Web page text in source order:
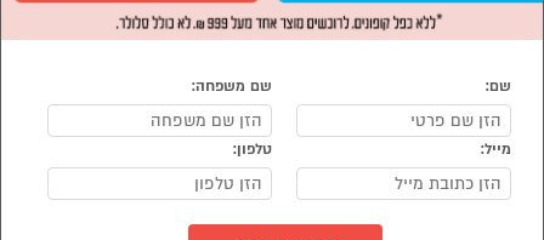
שם: שם משפחה:
מייל: טלפון: